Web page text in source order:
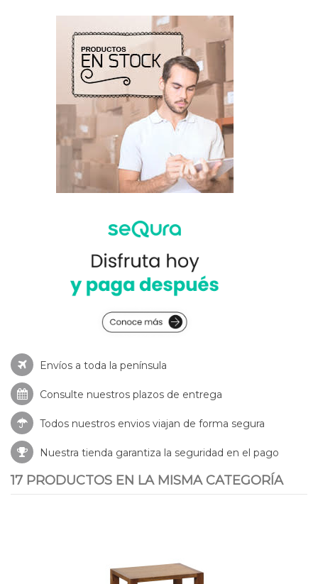
Envíos a toda la península
Consulte nuestros plazos de entrega
Todos nuestros envios viajan de forma segura
Nuestra tienda garantiza la seguridad en el pago
17 PRODUCTOS EN LA MISMA CATEGORÍA